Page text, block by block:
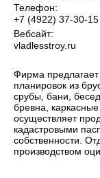
Телефон:
+7 (4922) 37-30-15
Вебсайт:
vladlesstroy.ru
Фирма
планировок из
срубы, бани,
бревна,
осуществляет
кадастровыми
собственности.
производством